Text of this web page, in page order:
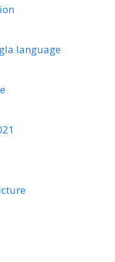
language